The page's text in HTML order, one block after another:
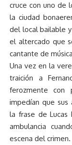
cruce con uno de
la ciudad
del local bailable
el altercado que
cantante de
Una vez en la
traición a
ferozmente con
impedían que sus
la frase de Lucas
ambulancia
escena del crimen.